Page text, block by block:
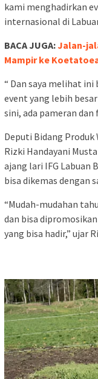
kami menghadirkan
internasional di
BACA JUGA:Jalan-
Mampir ke
“ Dan saya melihat
event yang lebih
sini, ada pameran dan
Deputi Bidang
Rizki Handayani
ajang lari IFG Labuan
bisa dikemas dengan
“Mudah-mudahan
dan bisa
yang bisa hadir,” ujar